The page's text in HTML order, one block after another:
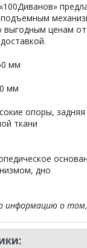
выгодным ценам от
мм
мм
опоры, задняя
ткани
дно
информацию о том,
менеджера по